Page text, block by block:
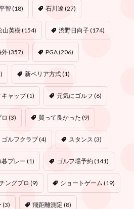
智(18) 石川遼 (27)
山英樹(154) 渋野日向子(174)
外(357) PGA(206)
新ペリア方式(1)
ャップ(1) 元気にゴルフ (6)
(3) 買って良かった (9)
ゴルフクラブ(4) スタンス (3)
暮プレー(1) ゴルフ場予約(141)
ングプロ (9) ショートゲーム (19)
(3) 飛距離測定 (8)